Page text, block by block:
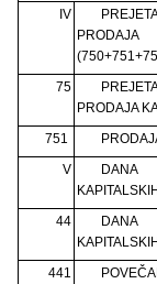
IV
75
PRODAJA
751
V
DANA
44
DANA
441